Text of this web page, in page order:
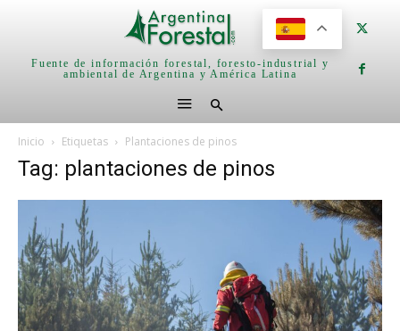
Fuente de información forestal, foresto-industrial y
ambiental de Argentina y América Latina
Inicio Etiquetas Plantaciones de pinos
Tag: plantaciones de pinos